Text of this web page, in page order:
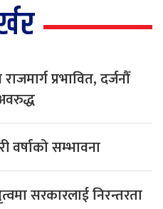
प्रभावित, दर्जनौँ
वर्षाको सम्भावना
सरकारलाई निरन्तरता